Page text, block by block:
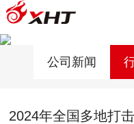
公司新闻
2024年全国多地打